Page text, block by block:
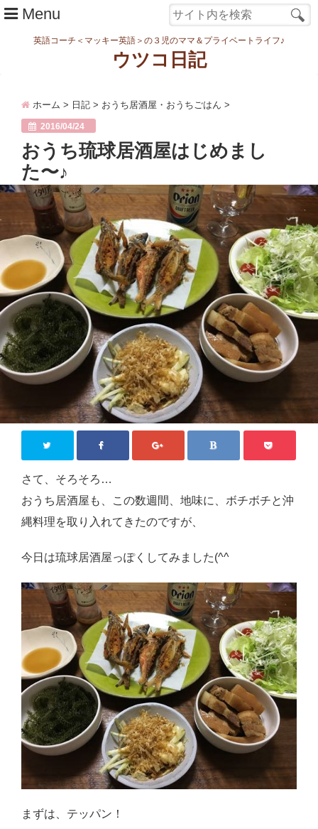
Menu
まなむすめ
家族ネタ
ワーク
スタディ
転勤・引越
妊娠・出産
ジモティー情報
沖縄
徳島
香川
旅行
国内旅行
四国八十八か所めぐり
海外旅行
おうち居酒屋
感想・レビュー
食品・スイーツ
コスメ・スキンケア
ベビー・キッズ
英語コーチ＜マッキー英語＞の３児のママ＆プライベートライフ♪
ウツコ日記
ホーム > 日記 > おうち居酒屋・おうちごはん >
2016/04/24
おうち琉球居酒屋はじめまし
た〜♪
さて、そろそろ…
おうち居酒屋も、この数週間、地味に、ボチボチと沖
縄料理を取り入れてきたのですが、
今日は琉球居酒屋っぽくしてみました(^^
まずは、テッパン！